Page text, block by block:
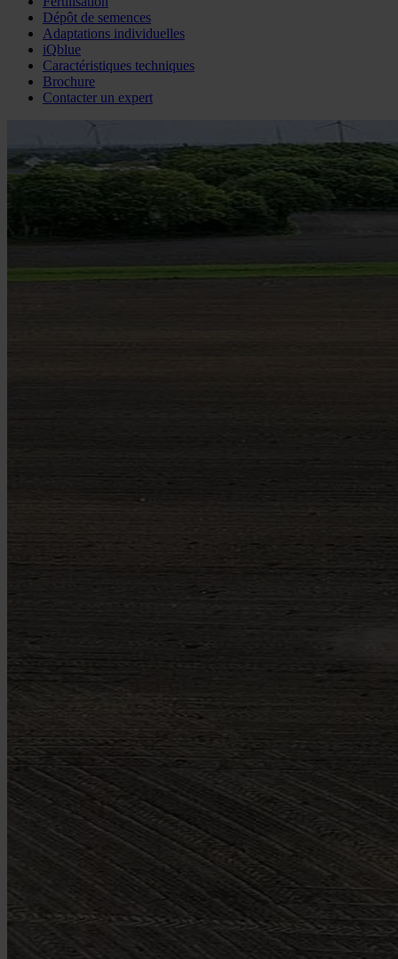
Dépôt de semences
Adaptations individuelles
iQblue
Caractéristiques techniques
Brochure
Contacter un expert